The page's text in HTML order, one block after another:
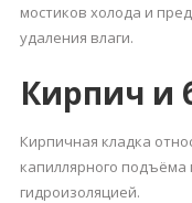
мостиков холода и
удаления влаги.
Кирпич и
Кирпичная кладка
капиллярного подъёма
гидроизоляцией.